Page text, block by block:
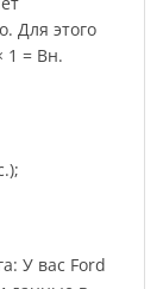
Для этого
1 = Вн.
У вас Ford